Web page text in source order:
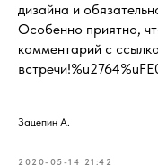
дизайна и
Особенно приятно,
комментарий с
Зацепин А.
2020-05-14 21:42